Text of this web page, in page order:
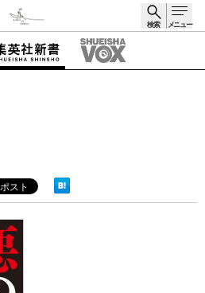
検索 メニュー